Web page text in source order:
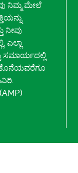
ನಿಮ್ಮ ಮೇಲೆ
ನೀವು
ಎಲ್ಲಾ
ಸಮಾರ್ಯದಲ್ಲಿ